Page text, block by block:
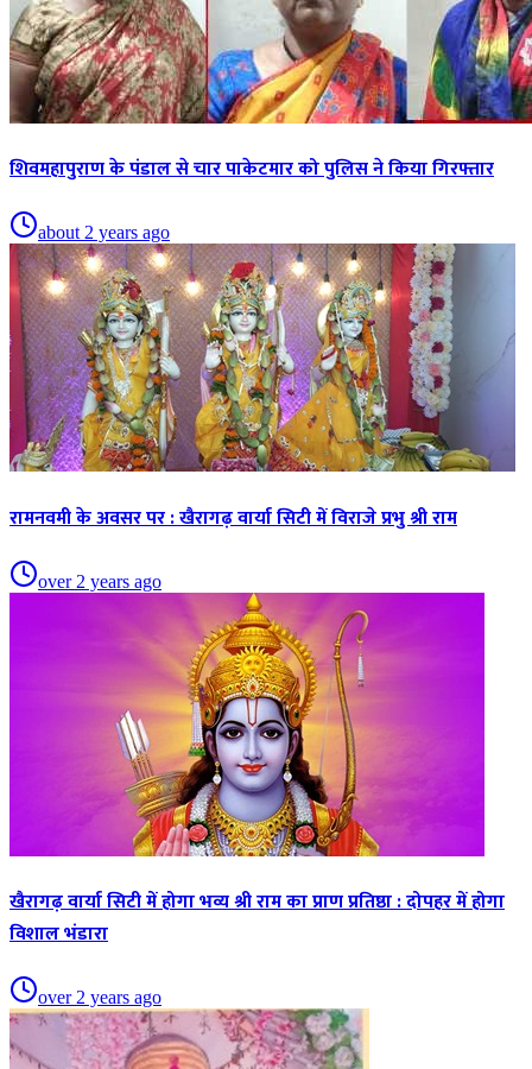
शिवमहापुराण के पंडाल से चार पाकेटमार को पुलिस ने किया गिरफ्तार
about 2 years ago
रामनवमी के अवसर पर : खैरागढ़ वार्या सिटी में विराजे प्रभु श्री राम
over 2 years ago
खैरागढ़ वार्या सिटी में होगा भव्य श्री राम का प्राण प्रतिष्ठा : दोपहर में होगा
विशाल भंडारा
over 2 years ago